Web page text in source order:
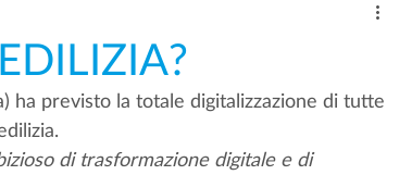
ha previsto la totale digitalizzazione di tutte
di trasformazione digitale e di